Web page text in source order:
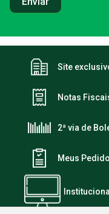
Site
Notas
2ª via de
Meus
Institucional